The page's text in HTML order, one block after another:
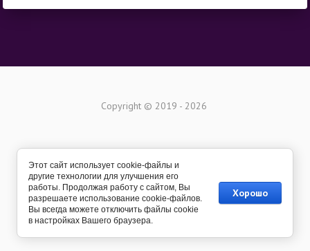
Copyright © 2019 - 2026
Создать сайтв Мегагрупп.ру
Этот сайт использует cookie-файлы и
другие технологии для улучшения его
работы. Продолжая работу с сайтом, Вы
разрешаете использование cookie-файлов.
Вы всегда можете отключить файлы cookie
в настройках Вашего браузера.
Хорошо